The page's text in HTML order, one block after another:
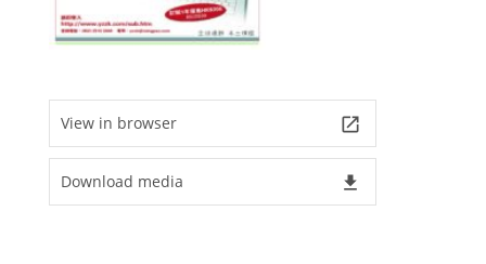
View in browser launch
Download media file_download